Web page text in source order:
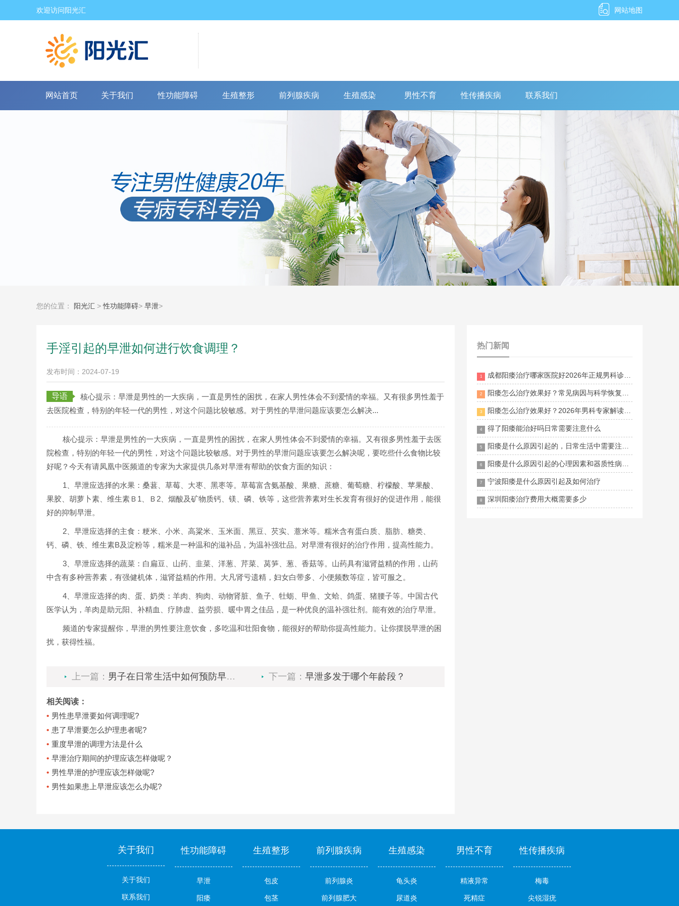
欢迎访问阳光汇 网站地图
网站首页 关于我们 性功能障碍 生殖整形 前列腺疾病 生殖感染 男性不育 性传播疾病 联系我们
您的位置： 阳光汇 >性功能障碍> 早泄>
手淫引起的早泄如何进行饮食调理？
发布时间：2024-07-19
导语
核心提示：早泄是男性的一大疾病，一直是男性的困扰，在家人男性体会不到爱情的幸福。又有很多男性羞于
去医院检查，特别的年轻一代的男性，对这个问题比较敏感。对于男性的早泄问题应该要怎么解决...
核心提示：早泄是男性的一大疾病，一直是男性的困扰，在家人男性体会不到爱情的幸福。又有很多男性羞于去医
院检查，特别的年轻一代的男性，对这个问题比较敏感。对于男性的早泄问题应该要怎么解决呢，要吃些什么食物比较
好呢？今天有请凤凰中医频道的专家为大家提供几条对早泄有帮助的饮食方面的知识：
1、早泄应选择的水果：桑葚、草莓、大枣、黑枣等。草莓富含氨基酸、果糖、蔗糖、葡萄糖、柠檬酸、苹果酸、
果胶、胡萝卜素、维生素Ｂ1、Ｂ2、烟酸及矿物质钙、镁、磷、铁等，这些营养素对生长发育有很好的促进作用，能很
好的抑制早泄。
2、早泄应选择的主食：粳米、小米、高粱米、玉米面、黑豆、芡实、薏米等。糯米含有蛋白质、脂肪、糖类、
钙、磷、铁、维生素B及淀粉等，糯米是一种温和的滋补品，为温补强壮品。对早泄有很好的治疗作用，提高性能力。
3、早泄应选择的蔬菜：白扁豆、山药、韭菜、洋葱、芹菜、莴笋、葱、香菇等。山药具有滋肾益精的作用，山药
中含有多种营养素，有强健机体，滋肾益精的作用。大凡肾亏遗精，妇女白带多、小便频数等症，皆可服之。
4、早泄应选择的肉、蛋、奶类：羊肉、狗肉、动物肾脏、鱼子、牡蛎、甲鱼、文蛤、鸽蛋、猪腰子等。中国古代
医学认为，羊肉是助元阳、补精血、疗肺虚、益劳损、暖中胃之佳品，是一种优良的温补强壮剂。能有效的治疗早泄。
频道的专家提醒你，早泄的男性要注意饮食，多吃温和壮阳食物，能很好的帮助你提高性能力。让你摆脱早泄的困
扰，获得性福。
上一篇： 男子在日常生活中如何预防早泄？ 下一篇： 早泄多发于哪个年龄段？
相关阅读：
男性患早泄要如何调理呢?
患了早泄要怎么护理患者呢?
重度早泄的调理方法是什么
早泄治疗期间的护理应该怎样做呢？
男性早泄的护理应该怎样做呢?
男性如果患上早泄应该怎么办呢?
热门新闻
1 成都阳痿治疗哪家医院好2026年正规男科诊疗指南
2 阳痿怎么治疗效果好？常见病因与科学恢复方法全面解析
3 阳痿怎么治疗效果好？2026年男科专家解读常见病因与恢复方法
4 得了阳痿能治好吗日常需要注意什么
5 阳痿是什么原因引起的，日常生活中需要注意什么
6 阳痿是什么原因引起的心理因素和器质性病因全解析
7 宁波阳痿是什么原因引起及如何治疗
8 深圳阳痿治疗费用大概需要多少
关于我们
关于我们
联系我们
性功能障碍
早泄
阳痿
生殖整形
包皮
包茎
前列腺疾病
前列腺炎
前列腺肥大
生殖感染
龟头炎
尿道炎
男性不育
精液异常
死精症
性传播疾病
梅毒
尖锐湿疣